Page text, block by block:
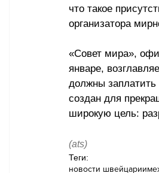
что такое
организатора
«Совет мира»,
январе,
должны
создан для
широкую цель:
(ats)
Теги:
новости швейцарии